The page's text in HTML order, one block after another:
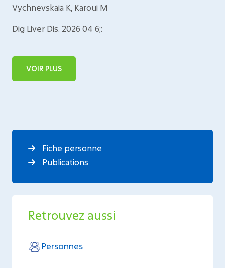
Vychnevskaia K, Karoui M
Dig Liver Dis. 2026 04 6;:
VOIR PLUS
Fiche personne
Publications
Retrouvez aussi
Personnes